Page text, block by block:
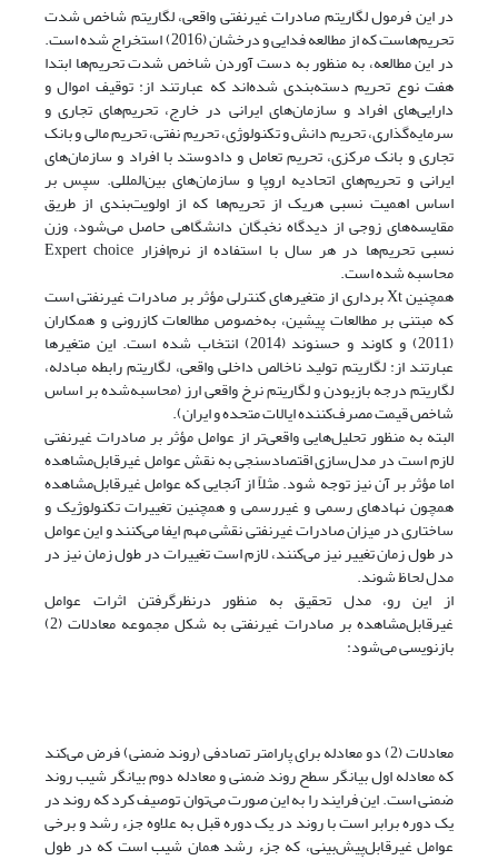
در این فرمول لگاریتم صادرات غیرنفتی واقعی، لگاریتم شاخص شدت
تحریم‌هاست که از مطالعه فدایی و درخشان (2016) استخراج شده است.
در این مطالعه، به منظور به دست آوردن شاخص شدت تحریم‌ها ابتدا
هفت نوع تحریم دسته‌بندی شده‌اند که عبارتند از: توقیف اموال و
دارایی‌های افراد و سازمان‌های ایرانی در خارج، تحریم‌های تجاری و
سرمایه‌گذاری، تحریم دانش و تکنولوژی، تحریم نفتی، تحریم مالی و بانک
تجاری و بانک مرکزی، تحریم تعامل و داد‌و‌ستد با افراد و سازمان‌های
ایرانی و تحریم‌های اتحادیه اروپا و سازمان‌های بین‌المللی. سپس بر
اساس اهمیت نسبی هریک از تحریم‌ها که از اولویت‌بندی از طریق
مقایسه‌های زوجی از دیدگاه نخبگان دانشگاهی حاصل می‌شود، وزن
نسبی تحریم‌ها در هر سال با استفاده از نرم‌افزار Expert choice
محاسبه شده است.
همچنین Xt برداری از متغیرهای کنترلی مؤثر بر صادرات غیرنفتی است
که مبتنی بر مطالعات پیشین، به‌خصوص مطالعات کازرونی و همکاران
(2011) و کاوند و حسنوند (2014) انتخاب شده است. این متغیرها
عبارتند از: لگاریتم تولید ناخالص داخلی واقعی، لگاریتم رابطه مبادله،
لگاریتم درجه باز‌بودن و لگاریتم نرخ واقعی ارز (محاسبه‌شده بر اساس
شاخص قیمت مصرف‌کننده ایالات متحده و ایران).
البته به منظور تحلیل‌هایی واقعی‌تر از عوامل مؤثر بر صادرات غیرنفتی
لازم است در مدل‌سازی اقتصادسنجی به نقش عوامل غیرقابل‌مشاهده
اما مؤثر بر آن نیز توجه شود. مثلاً از آنجایی که عوامل غیرقابل‌مشاهده
همچون نهادهای رسمی و غیررسمی و همچنین تغییرات تکنولوژیک و
ساختاری در میزان صادرات غیرنفتی نقشی مهم ایفا می‌کنند و این عوامل
در طول زمان تغییر نیز می‌کنند، لازم است تغییرات در طول زمان نیز در
مدل لحاظ شوند.
از این رو، مدل تحقیق به منظور در‌نظر‌گرفتن اثرات عوامل
غیرقابل‌مشاهده بر صادرات غیر‌نفتی به شکل مجموعه معادلات (2)
بازنویسی می‌شود:
معادلات (2) دو معادله برای پارامتر تصادفی (روند ضمنی) فرض می‌کند
که معادله اول بیانگر سطح روند ضمنی و معادله دوم بیانگر شیب روند
ضمنی است. این فرایند را به این صورت می‌توان توصیف کرد که روند در
یک دوره برابر است با روند در یک دوره قبل به علاوه جزء رشد و برخی
عوامل غیرقابل‌پیش‌بینی، که جزء رشد همان شیب است که در طول